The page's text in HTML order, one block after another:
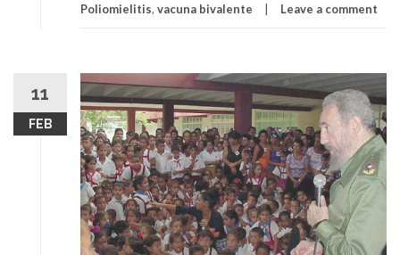
Poliomielitis, vacuna bivalente Leave a comment
11
FEB